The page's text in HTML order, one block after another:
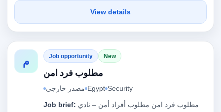
View details
م Job opportunity New
مطلوب فرد امن
مصدر خارجي Egypt Security
Job brief: